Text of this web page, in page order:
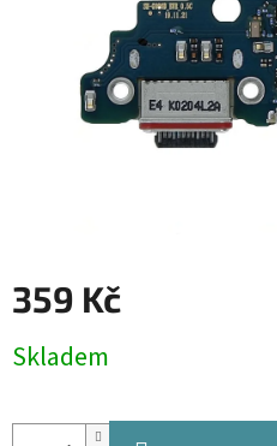
359 Kč
cena:
Skladem